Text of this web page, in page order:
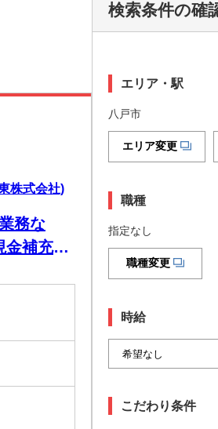
株式会社)
務な
金補充や
検索条件の確
エリア・駅
八戸市
エリア変更
職種
指定なし
職種変更
時給
こだわり条件